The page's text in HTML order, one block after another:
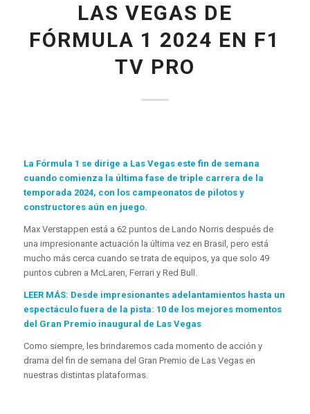
LAS VEGAS DE
FÓRMULA 1 2024 EN F1
TV PRO
La Fórmula 1 se dirige a Las Vegas este fin de semana
cuando comienza la última fase de triple carrera de la
temporada 2024, con los campeonatos de pilotos y
constructores aún en juego.
Max Verstappen está a 62 puntos de Lando Norris después de
una impresionante actuación la última vez en Brasil, pero está
mucho más cerca cuando se trata de equipos, ya que solo 49
puntos cubren a McLaren, Ferrari y Red Bull.
LEER MÁS: Desde impresionantes adelantamientos hasta un
espectáculo fuera de la pista: 10 de los mejores momentos
del Gran Premio inaugural de Las Vegas
Como siempre, les brindaremos cada momento de acción y
drama del fin de semana del Gran Premio de Las Vegas en
nuestras distintas plataformas.